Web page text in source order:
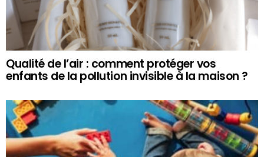
Qualité de l’air : comment protéger vos
enfants de la pollution invisible à la maison ?